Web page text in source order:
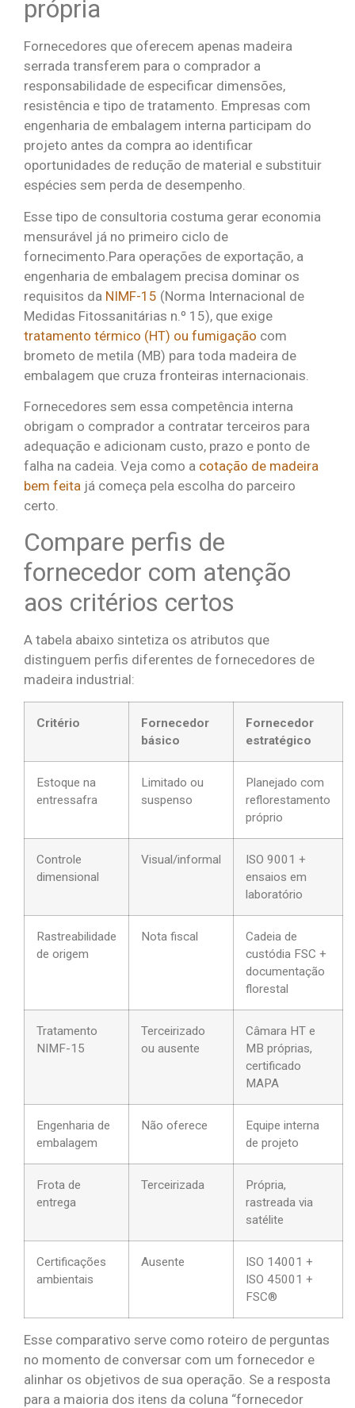
própria
Fornecedores que oferecem apenas madeira
serrada transferem para o comprador a
responsabilidade de especificar dimensões,
resistência e tipo de tratamento. Empresas com
engenharia de embalagem interna participam do
projeto antes da compra ao identificar
oportunidades de redução de material e substituir
espécies sem perda de desempenho.
Esse tipo de consultoria costuma gerar economia
mensurável já no primeiro ciclo de
fornecimento.Para operações de exportação, a
engenharia de embalagem precisa dominar os
requisitos da NIMF-15 (Norma Internacional de
Medidas Fitossanitárias n.º 15), que exige
tratamento térmico (HT) ou fumigação com
brometo de metila (MB) para toda madeira de
embalagem que cruza fronteiras internacionais.
Fornecedores sem essa competência interna
obrigam o comprador a contratar terceiros para
adequação e adicionam custo, prazo e ponto de
falha na cadeia. Veja como a cotação de madeira
bem feita já começa pela escolha do parceiro
certo.
Compare perfis de
fornecedor com atenção
aos critérios certos
A tabela abaixo sintetiza os atributos que
distinguem perfis diferentes de fornecedores de
madeira industrial:
Critério
Fornecedor
básico
Fornecedor
estratégico
Estoque na
entressafra
Limitado ou
suspenso
Planejado com
reflorestamento
próprio
Controle
dimensional
Visual/informal
ISO 9001 +
ensaios em
laboratório
Rastreabilidade
de origem
Nota fiscal
Cadeia de
custódia FSC +
documentação
florestal
Tratamento
NIMF-15
Terceirizado
ou ausente
Câmara HT e
MB próprias,
certificado
MAPA
Engenharia de
embalagem
Não oferece
Equipe interna
de projeto
Frota de
entrega
Terceirizada
Própria,
rastreada via
satélite
Certificações
ambientais
Ausente
ISO 14001 +
ISO 45001 +
FSC®
Esse comparativo serve como roteiro de perguntas
no momento de conversar com um fornecedor e
alinhar os objetivos de sua operação. Se a resposta
para a maioria dos itens da coluna “fornecedor